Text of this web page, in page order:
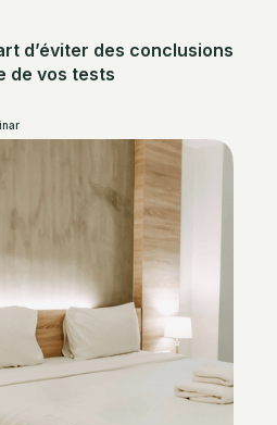
d’éviter des conclusions
de vos tests